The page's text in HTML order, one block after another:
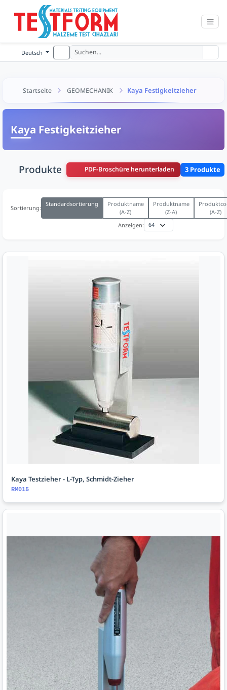
Deutsch
Startseite GEOMECHANIK Kaya Festigkeitzieher
Kaya Festigkeitzieher
Produkte PDF-Broschüre herunterladen 3 Produkte
Sortierung:
Standardsortierung
Produktname
(A-Z)
Produktname
(Z-A)
(A-Z)
Anzeigen:
Kaya Testzieher - L-Typ, Schmidt-Zieher
RM015